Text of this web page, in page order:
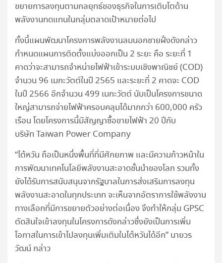
ขยายการลงทุนตามกลยุทธ์ของธุรกิจในการเติบโตด้าน
พลังงานทดแทนในกลุ่มตลาดเป้าหมายต่อไป
ทั้งนี้แผนพัฒนาโครงการพลังงานลมนอกชายฝั่งดังกล่าว
กำหนดแผนการติดตั้งแบ่งออกเป็น 2 ระยะ คือ ระยะที่ 1
คาดว่าจะสามารถจำหน่ายไฟฟ้าเข้าระบบเชิงพาณิชย์ (COD)
จำนวน 96 เมกะวัตต์ในปี 2565 และระยะที่ 2 คาดจะ COD
ในปี 2566 อีกจำนวน 499 เมกะวัตต์ นับเป็นโครงการขนาด
ใหญ่สามารถจ่ายไฟฟ้าครอบคลุมได้มากกว่า 600,000 ครัว
เรือน โดยโครงการนี้มีสัญญาซื้อขายไฟฟ้า 20 ปีกับ
บริษัท Taiwan Power Company
“ไต้หวัน ถือเป็นหนึ่งพื้นที่ที่มีศักยภาพ และมีความก้าวหน้าใน
การพัฒนาเทคโนโลยีพลังงานสะอาดชั้นนำของโลก รวมทั้ง
ยังได้รับการสนับสนุนจากรัฐบาลในการส่งเสริมการลงทุน
พลังงานสะอาดในทุกประเภท จะเห็นจากอัตราการใช้พลังงาน
ทางเลือกที่มีการขยายตัวอย่างต่อเนื่อง จึงทำให้กลุ่ม GPSC
ตัดสินใจเข้าลงทุนในโครงการดังกล่าวซึ่งยังเป็นการเพิ่ม
โอกาสในการเข้าไปลงทุนเพิ่มเติมในไต้หวันได้อีก” นายวร
วัฒน์ กล่าว